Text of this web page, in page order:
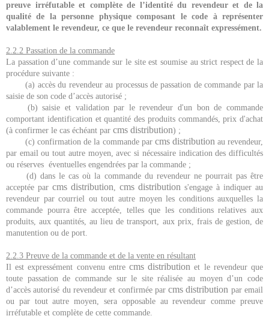
preuve irréfutable et complète de l’identité du revendeur et de la
qualité de la personne physique composant le code à représenter
valablement le revendeur, ce que le revendeur reconnaît expressément.
2.2.2 Passation de la commande
La passation d’une commande sur le site est soumise au strict respect de la
procédure suivante :
(a) accès du revendeur au processus de passation de commande par la
saisie de son code d’accès autorisé ;
(b) saisie et validation par le revendeur d'un bon de commande
comportant identification et quantité des produits commandés, prix d'achat
(à confirmer le cas échéant par cms distribution) ;
(c) confirmation de la commande par cms distribution au revendeur,
par email ou tout autre moyen, avec si nécessaire indication des difficultés
ou réserves éventuelles engendrées par la commande ;
(d) dans le cas où la commande du revendeur ne pourrait pas être
acceptée par cms distribution cms distribution s'engage à indiquer au
revendeur par courriel ou tout autre moyen les conditions auxquelles la
commande pourra être acceptée, telles que les conditions relatives aux
produits, aux quantités, au lieu de transport, aux prix, frais de gestion, de
manutention ou de port.
2.2.3 Preuve de la commande et de la vente en résultant
Il est expressément convenu entre cms distribution et le revendeur que
toute passation de commande sur le site réalisée au moyen d’un code
d’accès autorisé du revendeur et confirmée parcms distribution par email
ou par tout autre moyen, sera opposable au revendeur comme preuve
irréfutable et complète de cette commande.